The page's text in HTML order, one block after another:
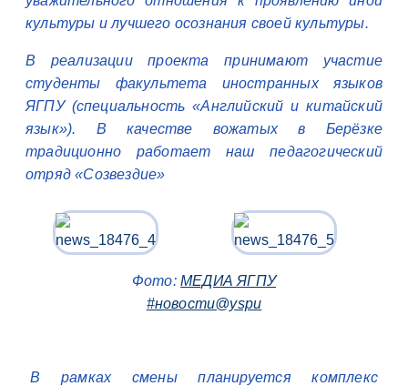
культуры и лучшего осознания своей культуры.
В реализации проекта принимают участие
студенты факультета иностранных языков
ЯГПУ (специальность «Английский и китайский
язык»). В качестве вожатых в Берёзке
традиционно работает наш педагогический
отряд «Созвездие»
Фото:МЕДИА ЯГПУ
#новости@yspu
В рамках смены планируется комплекс